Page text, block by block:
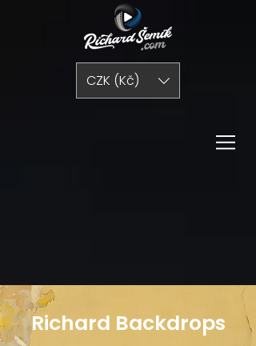
CZK (Kč)
Richard Backdrops